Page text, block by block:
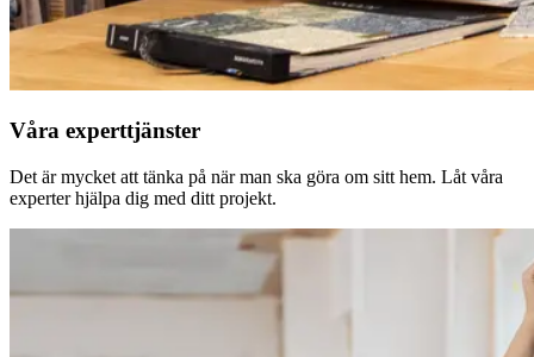
Våra experttjänster
Det är mycket att tänka på när man ska göra om sitt hem. Låt våra
experter hjälpa dig med ditt projekt.